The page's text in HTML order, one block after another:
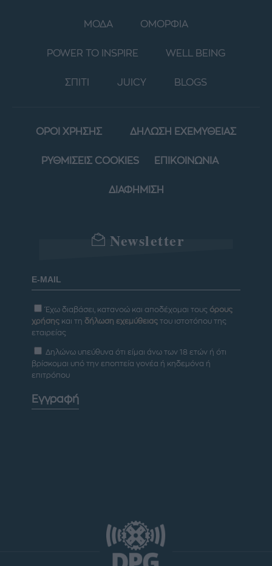
ΜΟΔΑ ΟΜΟΡΦΙΑ
POWER TO INSPIRE WELL BEING
ΣΠΙΤΙ JUICY BLOGS
ΟΡΟΙ ΧΡΗΣΗΣ ΔΗΛΩΣΗ ΕΧΕΜΥΘΕΙΑΣ
ΡΥΘΜΙΣΕΙΣ COOKIES ΕΠΙΚΟΙΝΩΝΙΑ
ΔΙΑΦΗΜΙΣΗ
Newsletter
Έχω διαβάσει, κατανοώ και αποδέχομαι τους όρους
χρήσης και τη δήλωση εχεμύθειας του ιστοτόπου της
εταιρείας
Δηλώνω υπεύθυνα ότι είμαι άνω των 18 ετών ή ότι
βρίσκομαι υπό την εποπτεία γονέα ή κηδεμόνα ή
επιτρόπου
Εγγραφή